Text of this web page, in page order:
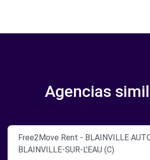
Agencias
Free2Move Rent - BLAINVILLE
BLAINVILLE-SUR-L'EAU (C)